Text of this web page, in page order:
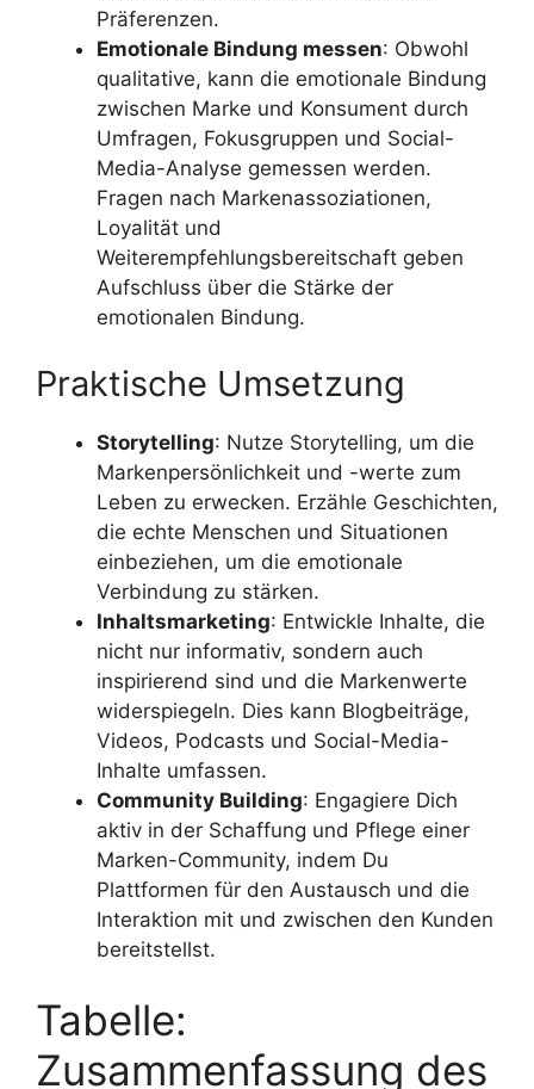
Präferenzen.
Emotionale Bindung messen: Obwohl
qualitative, kann die emotionale Bindung
zwischen Marke und Konsument durch
Umfragen, Fokusgruppen und Social-
Media-Analyse gemessen werden.
Fragen nach Markenassoziationen,
Loyalität und
Weiterempfehlungsbereitschaft geben
Aufschluss über die Stärke der
emotionalen Bindung.
Praktische Umsetzung
Storytelling: Nutze Storytelling, um die
Markenpersönlichkeit und -werte zum
Leben zu erwecken. Erzähle Geschichten,
die echte Menschen und Situationen
einbeziehen, um die emotionale
Verbindung zu stärken.
Inhaltsmarketing: Entwickle Inhalte, die
nicht nur informativ, sondern auch
inspirierend sind und die Markenwerte
widerspiegeln. Dies kann Blogbeiträge,
Videos, Podcasts und Social-Media-
Inhalte umfassen.
Community Building: Engagiere Dich
aktiv in der Schaffung und Pflege einer
Marken-Community, indem Du
Plattformen für den Austausch und die
Interaktion mit und zwischen den Kunden
bereitstellst.
Tabelle:
Zusammenfassung des